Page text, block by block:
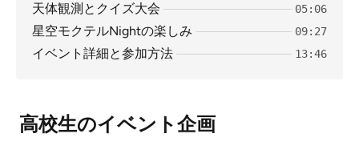
天体観測とクイズ大会 05:06
星空モクテルNightの楽しみ 09:27
イベント詳細と参加方法 13:46
高校生のイベント企画